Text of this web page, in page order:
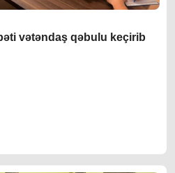
vətəndaş qəbulu keçirib